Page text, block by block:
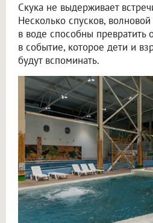
Скука не выдерживает
Несколько спусков,
в воде способны превратить
в событие, которое дети и
будут вспоминать.